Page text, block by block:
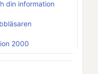
din information
2000